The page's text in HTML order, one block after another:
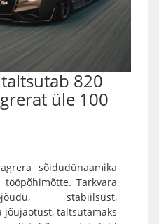
820
üle 100
sõidudünaamika
tööpõhimõtte. Tarkvara
stabiilsust,
taltsutamaks